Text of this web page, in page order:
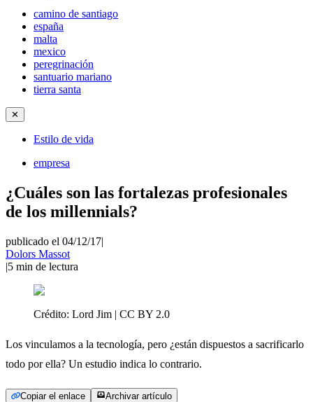
camino de santiago
españa
malta
mexico
peregrinación
santuario mariano
tierra santa
✕
Estilo de vida
empresa
¿Cuáles son las fortalezas profesionales
de los millennials?
publicado el 04/12/17|
Dolors Massot
|5 min de lectura
Crédito: Lord Jim | CC BY 2.0
Los vinculamos a la tecnología, pero ¿están dispuestos a sacrificarlo
todo por ella? Un estudio indica lo contrario.
Copiar el enlace Archivar artículo